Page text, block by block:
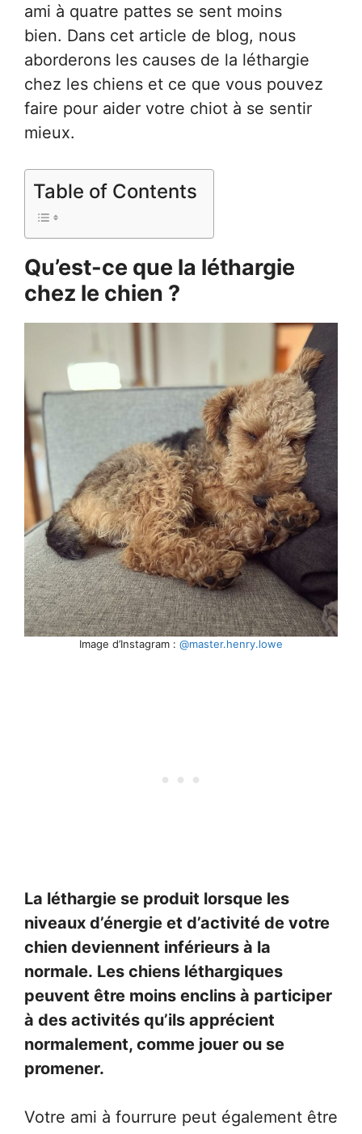
ami à quatre pattes se sent moins
bien. Dans cet article de blog, nous
aborderons les causes de la léthargie
chez les chiens et ce que vous pouvez
faire pour aider votre chiot à se sentir
mieux.
Table of Contents
Qu’est-ce que la léthargie
chez le chien ?
Image d’Instagram : @master.henry.lowe
La léthargie se produit lorsque les
niveaux d’énergie et d’activité de votre
chien deviennent inférieurs à la
normale. Les chiens léthargiques
peuvent être moins enclins à participer
à des activités qu’ils apprécient
normalement, comme jouer ou se
promener.
Votre ami à fourrure peut également être